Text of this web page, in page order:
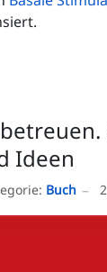
Ideen
Buch